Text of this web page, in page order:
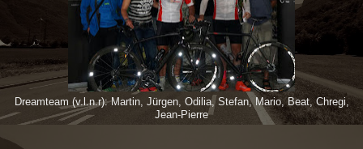
Dreamteam (v.l.n.r): Martin, Jürgen, Odilia, Stefan, Mario, Beat, Chregi,
Jean-Pierre